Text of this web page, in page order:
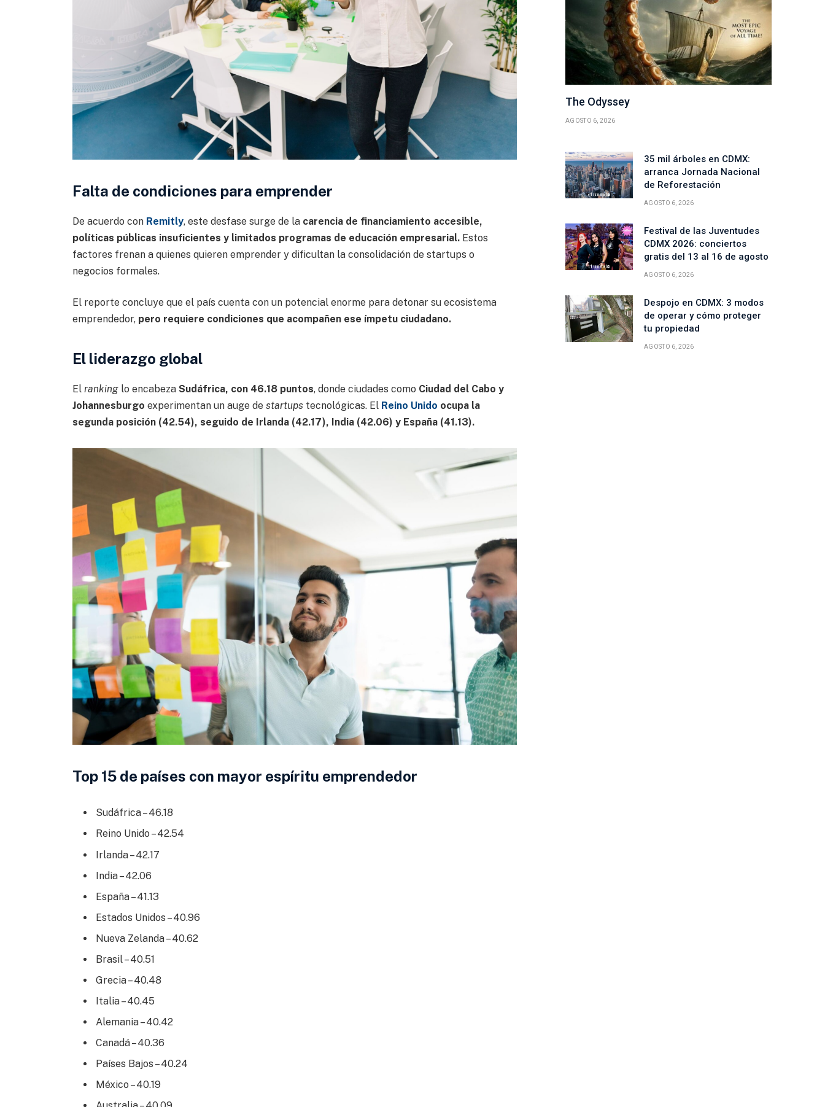
Falta de condiciones para emprender
De acuerdo con Remitly, este desfase surge de la carencia de financiamiento accesible,
políticas públicas insuficientes y limitados programas de educación empresarial.Estos
factores frenan a quienes quieren emprender y dificultan la consolidación de startups o
negocios formales.
El reporte concluye que el país cuenta con un potencial enorme para detonar su ecosistema
emprendedor, pero requiere condiciones que acompañen ese ímpetu ciudadano.
El liderazgo global
El rankinglo encabeza Sudáfrica, con 46.18 puntos, donde ciudades como Ciudad del Cabo y
Johannesburgo experimentan un auge de startups tecnológicas. El Reino Unido ocupa la
segunda posición (42.54), seguido de Irlanda (42.17), India (42.06) y España (41.13).
Top 15 de países con mayor espíritu emprendedor
Sudáfrica – 46.18
Reino Unido – 42.54
Irlanda – 42.17
India – 42.06
España – 41.13
Estados Unidos – 40.96
Nueva Zelanda – 40.62
Brasil – 40.51
Grecia – 40.48
Italia – 40.45
Alemania – 40.42
Canadá – 40.36
Países Bajos – 40.24
México – 40.19
The Odyssey
AGOSTO 6, 2026
35 mil árboles en CDMX:
arranca Jornada Nacional
de Reforestación
AGOSTO 6, 2026
Festival de las Juventudes
CDMX 2026: conciertos
gratis del 13 al 16 de agosto
AGOSTO 6, 2026
Despojo en CDMX: 3 modos
de operar y cómo proteger
tu propiedad
AGOSTO 6, 2026